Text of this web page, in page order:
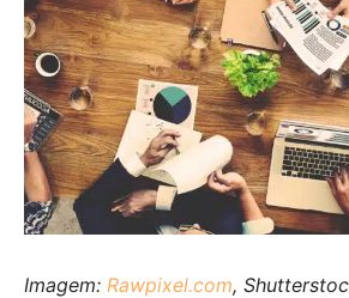
Imagem: Rawpixel.com,